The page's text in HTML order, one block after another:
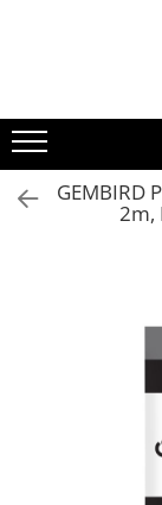
Laptop , PC,
Laptop-uri
Laptop-uri
Laptop-uri
Desktop Business
Sistem barebone
Imprimante,
Imprimante &
GEMBIRD
2m,